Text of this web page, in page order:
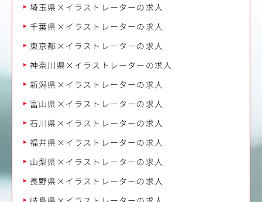
埼玉県×イラストレーターの求人
千葉県×イラストレーターの求人
東京都×イラストレーターの求人
神奈川県×イラストレーターの求人
新潟県×イラストレーターの求人
富山県×イラストレーターの求人
石川県×イラストレーターの求人
福井県×イラストレーターの求人
山梨県×イラストレーターの求人
長野県×イラストレーターの求人